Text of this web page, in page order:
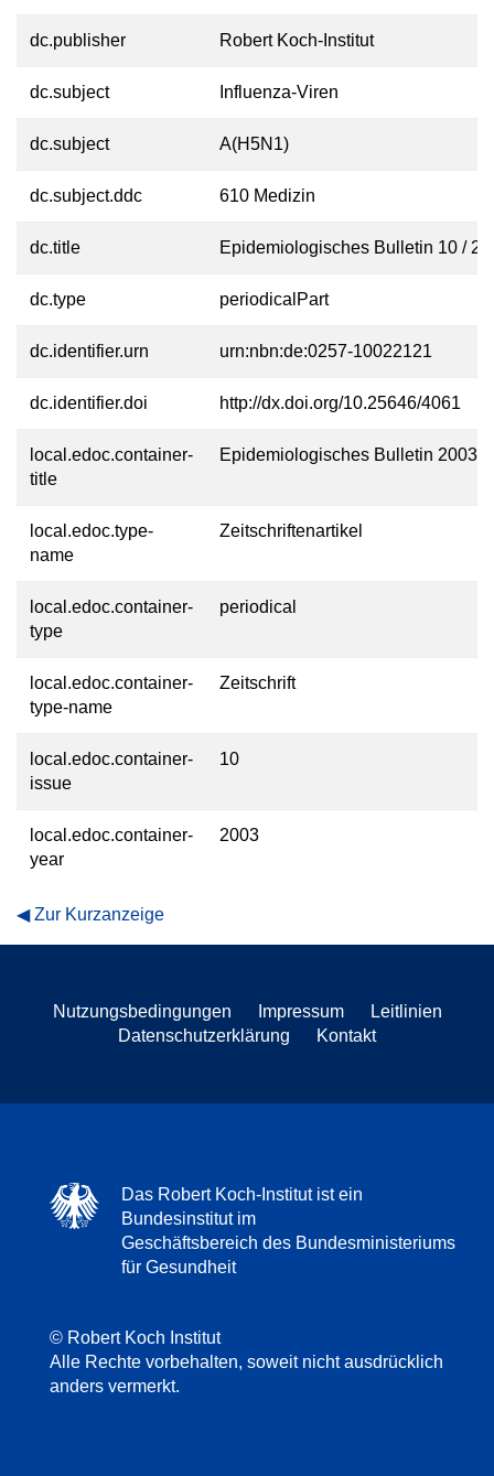
dc.publisher Robert Koch-Institut
dc.subject Influenza-Viren
dc.subject A(H5N1)
dc.subject.ddc 610 Medizin
dc.title Epidemiologisches Bulletin 10 /
dc.type periodicalPart
dc.identifier.urn urn:nbn:de:0257-10022121
dc.identifier.doi http://dx.doi.org/10.25646/4061
local.edoc.container-
title
Epidemiologisches Bulletin 2003
local.edoc.type-
name
Zeitschriftenartikel
local.edoc.container-
type
periodical
local.edoc.container-
type-name
Zeitschrift
local.edoc.container-
issue
10
local.edoc.container-
year
2003
Zur Kurzanzeige
Nutzungsbedingungen Impressum
Leitlinien
Datenschutzerklärung
Kontakt
Das Robert Koch-Institut ist ein
Bundesinstitut im
Geschäftsbereich des Bundesministeriums
für Gesundheit
© Robert Koch Institut
Alle Rechte vorbehalten, soweit nicht ausdrücklich
anders vermerkt.